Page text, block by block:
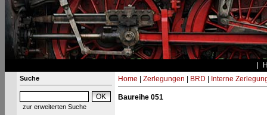
Suche
zur erweiterten Suche
Home Zerlegungen BRD Interne
Baureihe 051